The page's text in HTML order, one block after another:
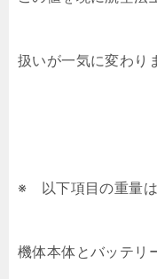
扱いが一気に変わり
※ 以下項目の重量は
機体本体とバッテリ